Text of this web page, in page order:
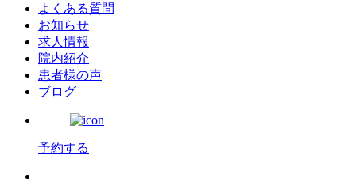
よくある質問
お知らせ
求人情報
院内紹介
患者様の声
ブログ
予約する